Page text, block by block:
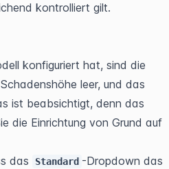
kontrolliert gilt.
konfiguriert hat, sind die
leer, und das
ist beabsichtigt, denn das
die Einrichtung von Grund auf
das
Standard -Dropdown das